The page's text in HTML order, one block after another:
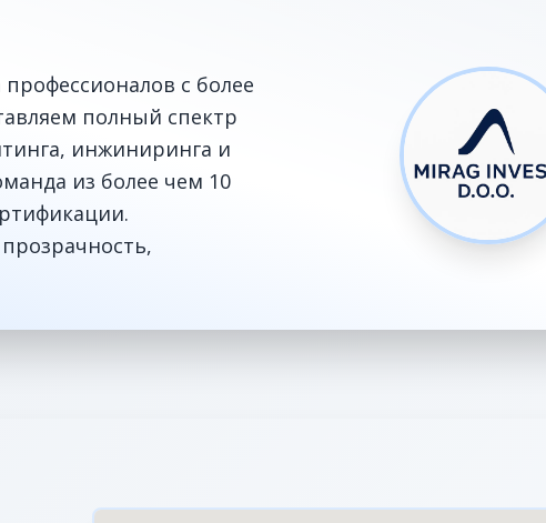
с более
полный спектр
инжиниринга и
из более чем 10